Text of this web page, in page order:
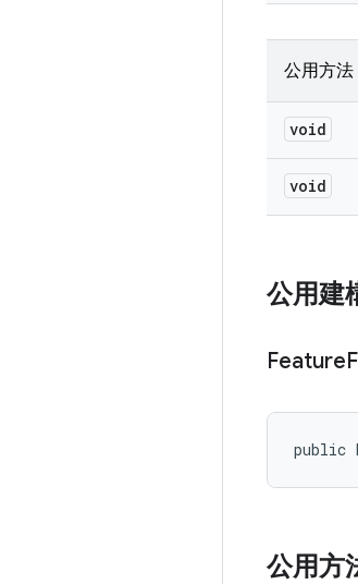
公用方法
void
void
公用建
Feature
public
公用方